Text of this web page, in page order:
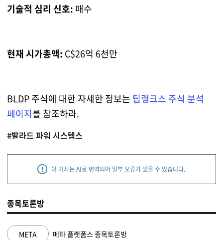
기술적 심리 신호: 매수
현재 시가총액: C$26억 6천만
BLDP 주식에 대한 자세한 정보는 팁랭크스 주식 분석
페이지를 참조하라.
#발라드 파워 시스템스
이 기사는 AI로 번역되어 일부 오류가 있을 수 있습니다.
종목토론방
NVDA 엔비디아 종목토론방